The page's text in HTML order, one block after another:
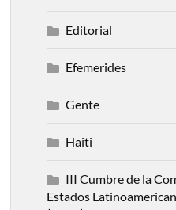
Editorial
Efemerides
Gente
Haiti
III Cumbre de la
Estados